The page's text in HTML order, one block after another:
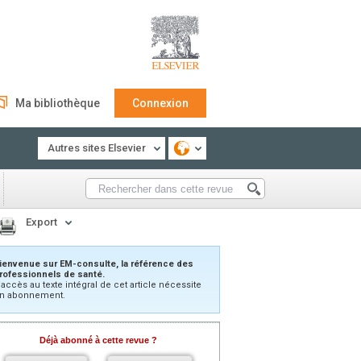
Ma bibliothèque Connexion
Autres sites Elsevier
Export
sur EM-consulte, la référence des
de santé.
au texte intégral de cet article nécessite
abonnement.
Déjà abonné à cette revue ?